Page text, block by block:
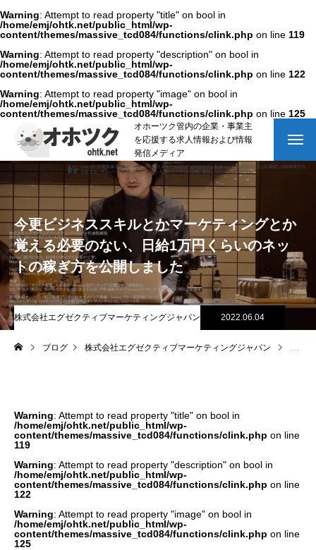
Warning: Attempt to read property "title" on bool in
/home/emj/ohtk.net/public_html/wp-
content/themes/massive_tcd084/functions/clink.php on line 119
Warning: Attempt to read property "description" on bool in
/home/emj/ohtk.net/public_html/wp-
content/themes/massive_tcd084/functions/clink.php on line 122
Warning: Attempt to read property "image" on bool in
/home/emj/ohtk.net/public_html/wp-
content/themes/massive_tcd084/functions/clink.php on line 125
オホーツク管内の企業・事業主
を応援する求人情報および情報
発信メディア
今更ビジネススキルとかマーケティングとか
覚える必要のない、日給1万円くらいのネッ
トの稼ぎ方を公開しました
株式会社エグゼクティブマーケティングジャパン 2022.06.04
ブログ 株式会社エグゼクティブマーケティングジャパン 今更
Warning: Attempt to read property "title" on bool in
/home/emj/ohtk.net/public_html/wp-
content/themes/massive_tcd084/functions/clink.php on line
119
Warning: Attempt to read property "description" on bool in
/home/emj/ohtk.net/public_html/wp-
content/themes/massive_tcd084/functions/clink.php on line
122
Warning: Attempt to read property "image" on bool in
/home/emj/ohtk.net/public_html/wp-
content/themes/massive_tcd084/functions/clink.php on line
125